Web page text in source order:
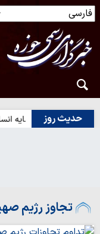
حدیث روز
بهترین سرمایه انسان
تجاوز رژیم